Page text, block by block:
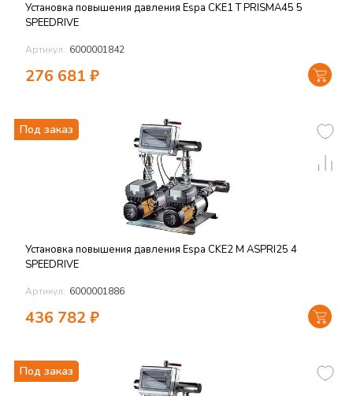
Установка повышения давления Espa CKE1 T PRISMA45 5
SPEEDRIVE
Артикул: 6000001842
276 681 ₽
Под заказ
Установка повышения давления Espa CKE2 M ASPRI25 4
SPEEDRIVE
Артикул: 6000001886
436 782₽
Под заказ